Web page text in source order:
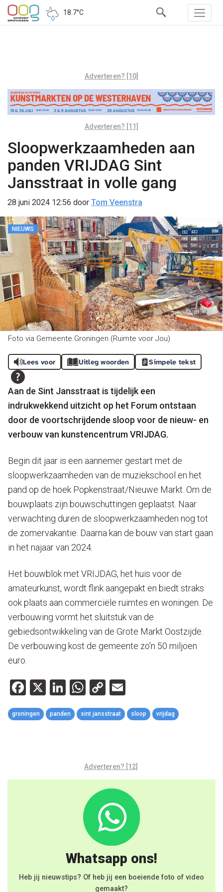
18.7°C
Adverteren? [10]
Adverteren? [11]
Sloopwerkzaamheden aan
panden VRIJDAG Sint
Jansstraat in volle gang
28 juni 2024 12:56 door Tom Veenstra
NIEUWS
Foto via Gemeente Groningen (Ruimte voor Jou)
Lees voor Uitleg woorden Simpele tekst
Aan de Sint Jansstraat is tijdelijk een
indrukwekkend uitzicht op het Forum ontstaan
door de voortschrijdende sloop voor de nieuw- en
verbouw van kunstencentrum VRIJDAG.
Begin dit jaar is een aannemer gestart met de
sloopwerkzaamheden van de muziekschool en het
pand op de hoek Popkenstraat/Nieuwe Markt. Om de
bouwplaats zijn bouwschuttingen geplaatst. Naar
verwachting duren de sloopwerkzaamheden nog tot
de zomervakantie. Daarna kan de bouw van start gaan
in het najaar van 2024.
Het bouwblok met VRIJDAG, het huis voor de
amateurkunst, wordt flink aangepakt en biedt straks
ook plaats aan commerciële ruimtes en woningen. De
verbouwing vormt het sluitstuk van de
gebiedsontwikkeling van de Grote Markt Oostzijde.
De verbouwing kost de gemeente zo’n 50 miljoen
euro.
Facebook
X LinkedIn
WhatsApp
Copy
Link
groningen panden sint jansstraat sloop vrijdag
Adverteren? [12]
Whatsapp ons!
Heb jij nieuwstips? Of heb jij een boeiende foto of video
gemaakt?